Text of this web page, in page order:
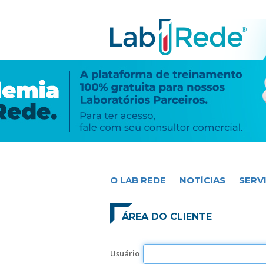
O LAB REDE NOTÍCIAS
ÁREA DO CLIENTE
Usuário